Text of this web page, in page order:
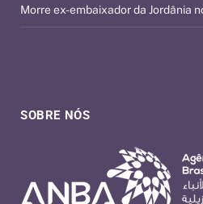
SOBRE NÓS
Morre ex-embaixador da Jordânia